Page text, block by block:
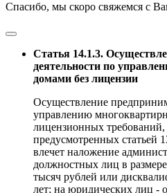
Спасибо, мы скоро свяжемся с
Статья 14.1.3.
деятельности по
домами без лицензии
Осуществление
управлению
лицензионных требований,
предусмотренных статьей
влечет наложение
должностных лиц в
тысяч рублей или
лет; на юридических лиц -